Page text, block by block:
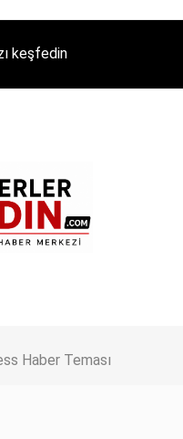
keşfedin
Haber Teması